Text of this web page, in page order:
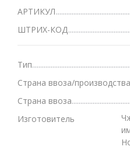
АРТИКУЛ
ШТРИХ-КОД
Тип
Страна ввоза/производства
Страна ввоза
Изготовитель